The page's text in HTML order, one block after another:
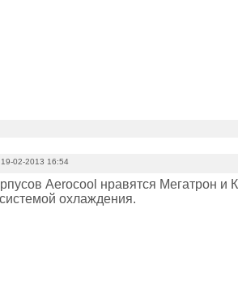
02-2013 16:54
Aerocool нравятся Мегатрон
охлаждения.